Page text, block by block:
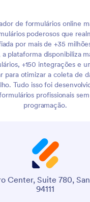
de formulários online
poderosos que
por mais de +35
plataforma disponibiliza
+150 integrações e
para otimizar a coleta de
Tudo isso foi
profissionais
programação.
Center, Suite 780,
94111